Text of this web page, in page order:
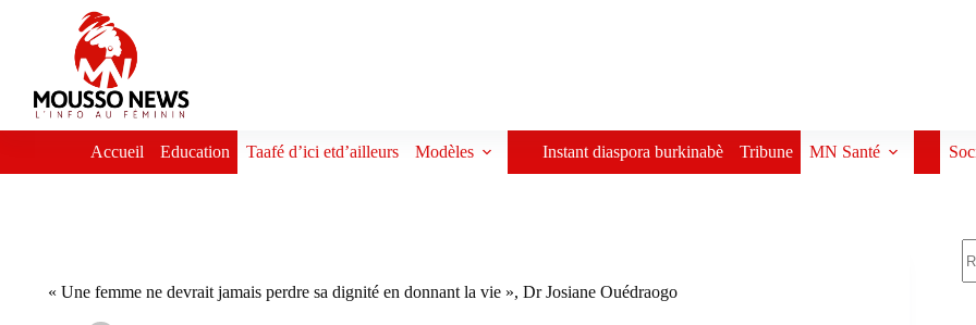
Accueil Education Taafé d’ici etd’ailleurs Modèles Instant diaspora burkinabè Tribune MN Santé
« Une femme ne devrait jamais perdre sa dignité en donnant la vie », Dr Josiane Ouédraogo